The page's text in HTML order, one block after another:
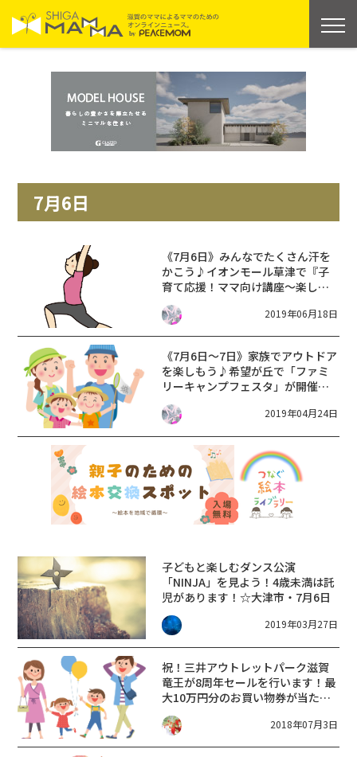
7月6日
《7月6日》みんなでたくさん汗を
かこう♪イオンモール草津で『子
育て応援！ママ向け講座～楽し
く！全身運動～』が開催！
2019年06月18日
《7月6日〜7日》家族でアウトドア
を楽しもう♪希望が丘で「ファミ
リーキャンプフェスタ」が開催！
申込は5月11日から♪
2019年04月24日
子どもと楽しむダンス公演
「NINJA」を見よう！4歳未満は託
児があります！☆大津市・7月6日
2019年03月27日
祝！三井アウトレットパーク滋賀
竜王が8周年セールを行います！最
大10万円分のお買い物券が当たる
大抽選会も☆
2018年07月3日